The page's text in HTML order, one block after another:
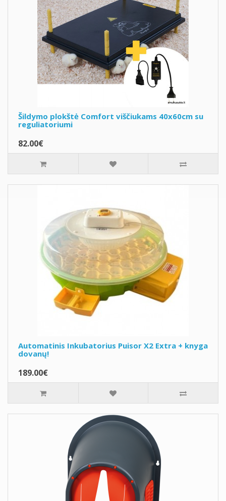
Šildymo plokštė Comfort viščiukams 40x60cm su
reguliatoriumi
82.00€
Automatinis Inkubatorius Puisor X2 Extra + knyga
dovanų!
189.00€